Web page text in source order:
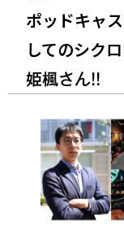
ポッドキャ
してのシク
姫楓さん!!